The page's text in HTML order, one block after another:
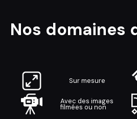
Nos domaines
Sur mesure
Avec des images
filmées ou non